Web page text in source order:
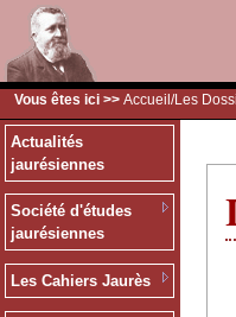
Vous êtes ici >> Accueil /Les
Actualités
jaurésiennes
Société d'études
jaurésiennes
Les Cahiers Jaurès